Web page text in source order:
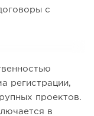
с
регистрации,
проектов.
в